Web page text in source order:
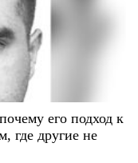
его подход к
где другие не